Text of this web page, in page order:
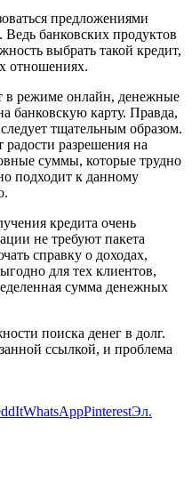
предложениями
Ведь банковских продуктов
выбрать такой кредит,
отношениях.
в режиме онлайн, денежные
банковскую карту. Правда,
тщательным образом.
разрешения на
суммы, которые трудно
подходит к данному
кредита очень
не требуют пакета
справку о доходах,
для тех клиентов,
сумма денежных
поиска денег в долг.
ссылкой, и проблема
WhatsAppPinterestЭл.